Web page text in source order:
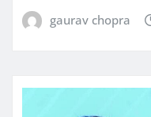
gaurav chopra